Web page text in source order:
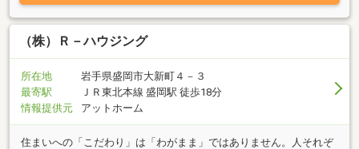
ありますので、お問い合わせください。物件のお問い合わせは、公
式LINEでも受け付けております。お気軽にお問い合わせください。
（株）Ｒ－ハウジング
所在地
岩手県盛岡市大新町４－３
最寄駅
ＪＲ東北本線 盛岡駅 徒歩18分
情報提供元
アットホーム
住まいへの「こだわり」は「わがまま」ではありません。人それぞ